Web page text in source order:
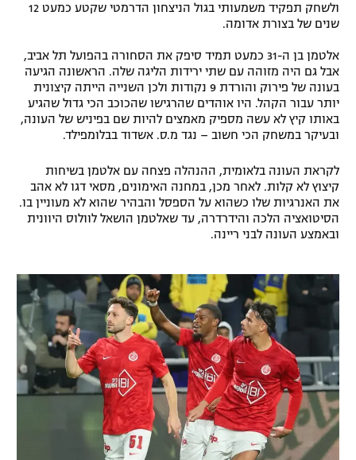
תקנון פעילות ספורט 1
רשיון להקרנה פומבית לבית עסק
הצטרפות לחבילת הערוצים
לוח דרושים – ג'ובנט
תגיות
המגזין
אומנויות לחימה
גיימינג E-Sports
ולשחק תפקיד משמעותי בגול הניצחון הדרמטי שקטע כמעט 12
שנים של בצורת אדומה.
אלטמן בן ה-31 כמעט תמיד סיפק את הסחורה בהפועל תל אביב,
אבל גם היה מזוהה עם שתי ירידות הליגה שלה. הראשונה הגיעה
בעונה של פירוק והורדת 9 נקודות ולכן השנייה הייתה קיצונית
יותר עבור הקהל. היו אוהדים שהרגישו שהכוכב הכי גדול שהגיע
באותו קיץ לא עשה מספיק מאמצים להיות שם בפיניש של העונה,
ובעיקר במשחק הכי חשוב – נגד מ.ס. אשדוד בבלומפילד.
לקראת העונה בלאומית, ההנהלה פצחה עם אלטמן בשיחות
קיצוץ לא קלות. לאחר מכן, במחנה האימונים, מסאי דגו לא אהב
את האנרגיות שלו כשהוא על הספסל והבהיר שהוא לא מעוניין בו.
הסיטואציה הלכה והידרדרה, עד שאלטמן הושאל לוולוס היוונית
ובאמצע העונה לבני ריינה.